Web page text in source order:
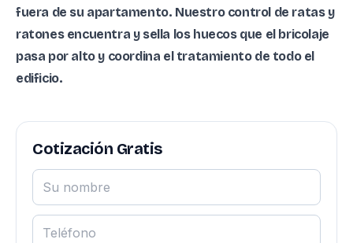
fuera de su apartamento. Nuestro control de ratas y
ratonesencuentra y sella los huecos que el bricolaje
pasa por alto y coordina el tratamiento de todo el
edificio.
Cotización Gratis